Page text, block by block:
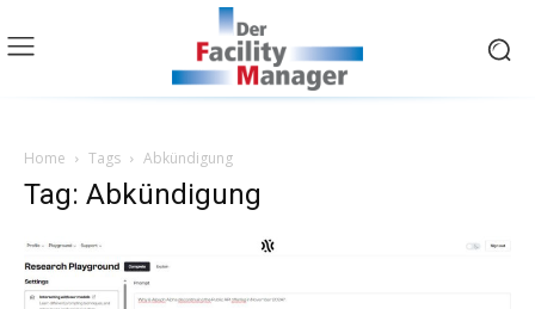
Home Tags Abkündigung
Tag: Abkündigung